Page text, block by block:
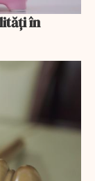
în